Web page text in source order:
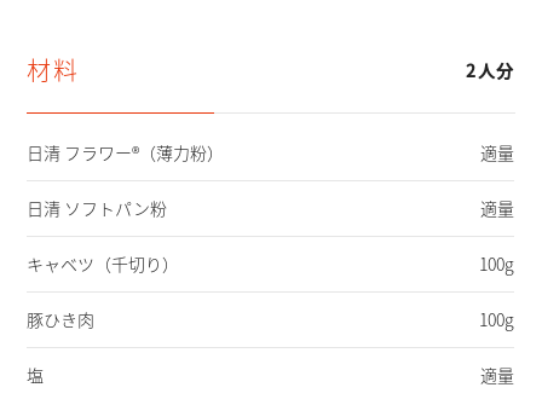
材料 2人分
日清 フラワー®（薄力粉） 適量
日清 ソフトパン粉 適量
キャベツ （千切り） 100g
豚ひき肉 100g
塩 適量